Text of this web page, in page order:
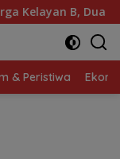
dan Bedakan
& Peristiwa